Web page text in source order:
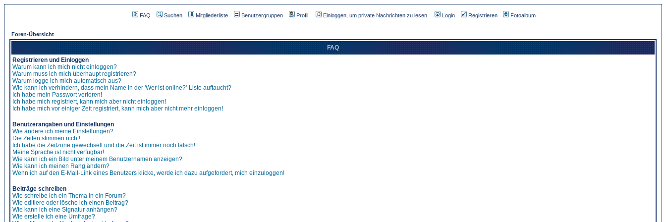
FAQ Suchen Mitgliederliste Benutzergruppen Profil Einloggen, um private Nachrichten zu lesen Login Registrieren Fotoalbum
Foren-Übersicht
FAQ
Registrieren und Einloggen
Warum kann ich mich nicht einloggen?
Warum muss ich mich überhaupt registrieren?
Warum logge ich mich automatisch aus?
Wie kann ich verhindern, dass mein Name in der 'Wer ist online?'-Liste auftaucht?
Ich habe mein Passwort verloren!
Ich habe mich registriert, kann mich aber nicht einloggen!
Ich habe mich vor einiger Zeit registriert, kann mich aber nicht mehr einloggen!
Benutzerangaben und Einstellungen
Wie ändere ich meine Einstellungen?
Die Zeiten stimmen nicht!
Ich habe die Zeitzone gewechselt und die Zeit ist immer noch falsch!
Meine Sprache ist nicht verfügbar!
Wie kann ich ein Bild unter meinem Benutzernamen anzeigen?
Wie kann ich meinen Rang ändern?
Wenn ich auf den E-Mail-Link eines Benutzers klicke, werde ich dazu aufgefordert, mich einzuloggen!
Beiträge schreiben
Wie schreibe ich ein Thema in ein Forum?
Wie editiere oder lösche ich einen Beitrag?
Wie kann ich eine Signatur anhängen?
Wie erstelle ich eine Umfrage?